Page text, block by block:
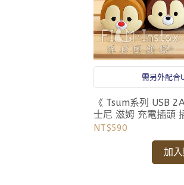
需另外配合
《 Tsum系列 USB
士尼 滋姆 充電插頭
NT$590
加